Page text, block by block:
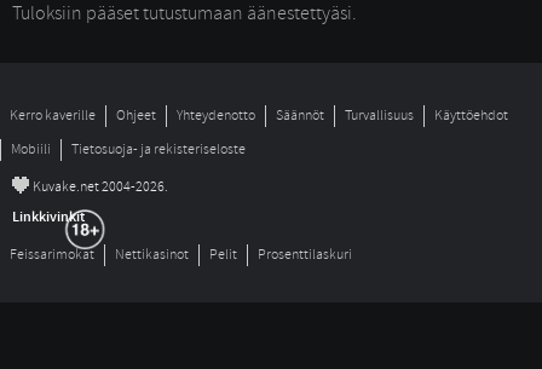
Tuloksiin pääset tutustumaan äänestettyäsi.
Kerro kaverille Ohjeet Yhteydenotto Säännöt Turvallisuus
Käyttöehdot
Mobiili
Tietosuoja- ja rekisteriseloste
© Kuvake.net 2004-2026.
Linkkivinkit
Feissarimokat Nettikasinot Pelit Prosenttilaskuri